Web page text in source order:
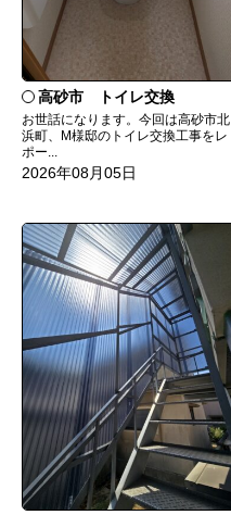
高砂市 トイレ交換
お世話になります。今回は高砂市北
浜町、M様邸のトイレ交換工事をレ
ポー...
2026年08月05日